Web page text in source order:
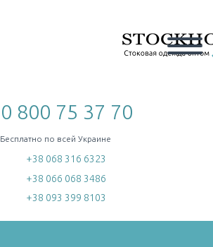
0 800 75 37 70
Бесплатно по всей Украине
+38 068 316 6323
+38 066 068 3486
+38 093 399 8103